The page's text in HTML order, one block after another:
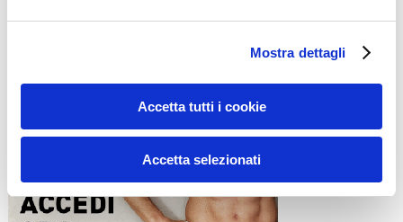
Mostra dettagli
Accetta tutti i cookie
Accetta selezionati
15WORKOUT SCARICA ORA